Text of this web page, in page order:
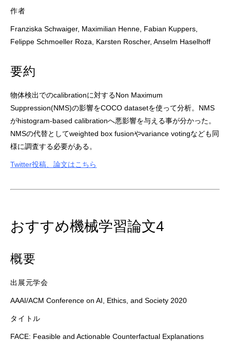
作者
Franziska Schwaiger, Maximilian Henne, Fabian Kuppers,
Felippe Schmoeller Roza, Karsten Roscher, Anselm Haselhoff
要約
物体検出でのcalibrationに対するNon Maximum
Suppression(NMS)の影響をCOCO datasetを使って分析。NMS
がhistogram-based calibrationへ悪影響を与える事が分かった。
NMSの代替としてweighted box fusionやvariance votingなども同
様に調査する必要がある。
Twitter投稿、論文はこちら
おすすめ機械学習論文4
概要
出展元学会
AAAI/ACM Conference on AI, Ethics, and Society 2020
タイトル
FACE: Feasible and Actionable Counterfactual Explanations